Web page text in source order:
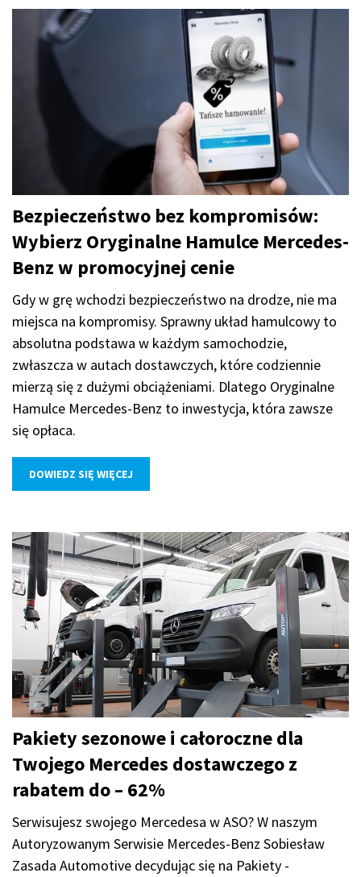
Bezpieczeństwo bez kompromisów:
Wybierz Oryginalne Hamulce Mercedes-
Benz w promocyjnej cenie
Gdy w grę wchodzi bezpieczeństwo na drodze, nie ma
miejsca na kompromisy. Sprawny układ hamulcowy to
absolutna podstawa w każdym samochodzie,
zwłaszcza w autach dostawczych, które codziennie
mierzą się z dużymi obciążeniami. Dlatego Oryginalne
Hamulce Mercedes-Benz to inwestycja, która zawsze
się opłaca.
DOWIEDZ SIĘ WIĘCEJ
Pakiety sezonowe i całoroczne dla
Twojego Mercedes dostawczego z
rabatem do – 62%
Serwisujesz swojego Mercedesa w ASO? W naszym
Autoryzowanym Serwisie Mercedes-Benz Sobiesław
Zasada Automotive decydując się na Pakiety -